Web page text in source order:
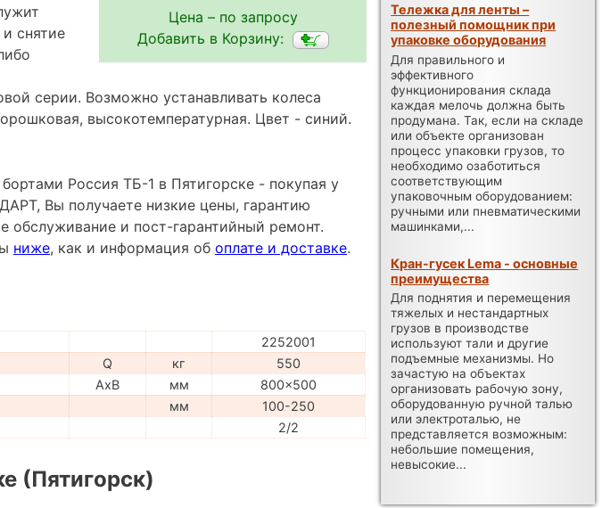
Цена – по запросу
Добавить в Корзину:
снятие
серии. Возможно устанавливать колеса
высокотемпературная. Цвет - синий.
Россия ТБ-1 в Пятигорске - покупая у
Вы получаете низкие цены, гарантию
обслуживание и пост-гарантийный ремонт.
ниже, как и информация об оплате и доставке.
2252001
Q кг
550
AxB мм
800x500
мм
100-250
2/2
(Пятигорск)
Тележка для ленты –
полезный помощник при
упаковке оборудования
Для правильного и
эффективного
функционирования склада
каждая мелочь должна быть
продумана. Так, если на складе
или объекте организован
процесс упаковки грузов, то
необходимо озаботиться
соответствующим
упаковочным оборудованием:
ручными или пневматическими
машинками,...
Кран-гусек Lema - основные
преимущества
Для поднятия и перемещения
тяжелых и нестандартных
грузов в производстве
используют тали и другие
подъемные механизмы. Но
зачастую на объектах
организовать рабочую зону,
оборудованную ручной талью
или электроталью, не
представляется возможным:
небольшие помещения,
невысокие...